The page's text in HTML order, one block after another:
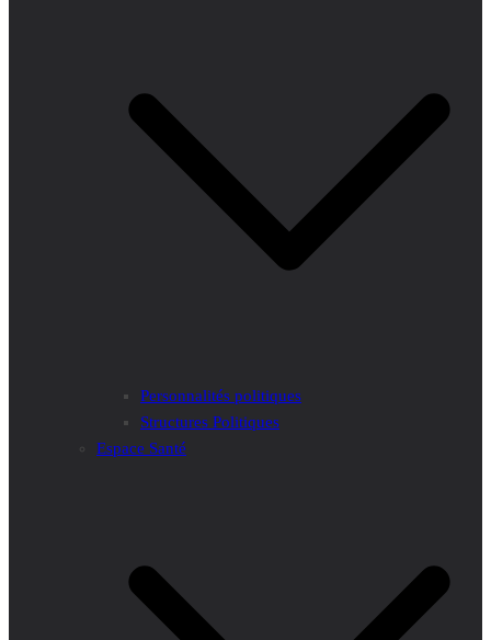
Personnalités politiques
Structures Politiques
Espace Santé